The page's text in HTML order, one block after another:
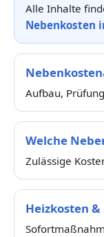
Alle Inhalte
Nebenkosten
Aufbau,
Welche
Zulässige
Heizkosten